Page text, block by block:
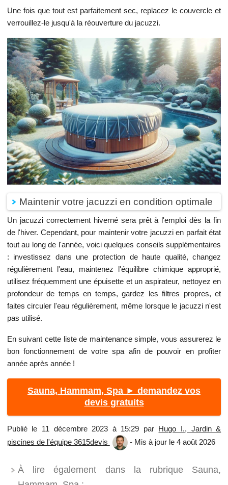
Une fois que tout est parfaitement sec, replacez le couvercle et
verrouillez-le jusqu'à la réouverture du jacuzzi.
Maintenir votre jacuzzi en condition optimale
Un jacuzzi correctement hiverné sera prêt à l'emploi dès la fin
de l'hiver. Cependant, pour maintenir votre jacuzzi en parfait état
tout au long de l'année, voici quelques conseils supplémentaires
: investissez dans une protection de haute qualité, changez
régulièrement l'eau, maintenez l'équilibre chimique approprié,
utilisez fréquemment une épuisette et un aspirateur, nettoyez en
profondeur de temps en temps, gardez les filtres propres, et
faites circuler l'eau régulièrement, même lorsque le jacuzzi n'est
pas utilisé.
En suivant cette liste de maintenance simple, vous assurerez le
bon fonctionnement de votre spa afin de pouvoir en profiter
année après année !
Sauna, Hammam, Spa ► demandez vos
devis gratuits
Publié le 11 décembre 2023 à 15:29 par Hugo I., Jardin &
piscines de l'équipe 3615devis
- Mis à jour le 4 août 2026
À lire également dans la rubrique Sauna,